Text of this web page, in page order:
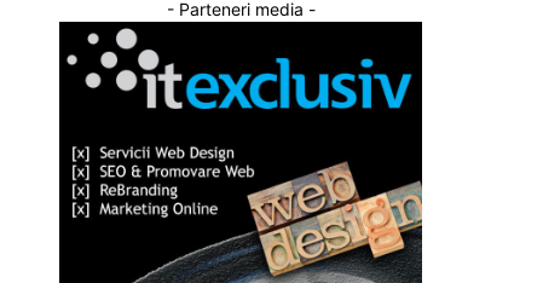
- Parteneri media -